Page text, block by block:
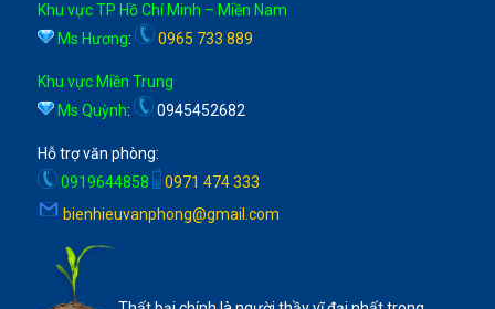
Khu vực TP Hồ Chí Minh – Miền Nam
Ms Hương: 0965 733 889
Khu vực Miền Trung
Ms Quỳnh: 0945452682
Hỗ trợ văn phòng:
0919644858
0971 474 333
bienhieuvanphong@gmail.com